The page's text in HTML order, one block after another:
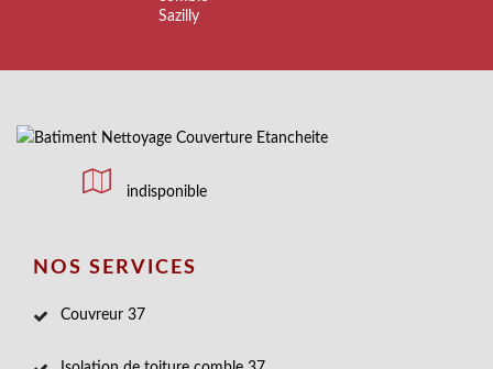
Sazilly
indisponible
NOS SERVICES
Couvreur 37